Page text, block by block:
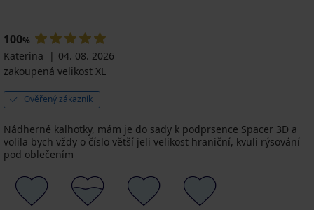
100%
Katerina
04. 08. 2026
zakoupená velikost XL
Ověřený zákazník
Nádherné kalhotky, mám je do sady k podprsence Spacer 3D a
volila bych vždy o číslo větší jeli velikost hraniční, kvuli rýsování
pod oblečením